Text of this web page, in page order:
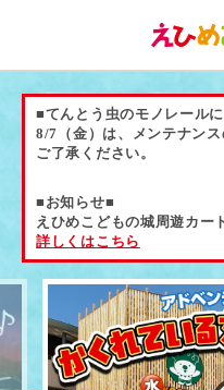
■てんとう虫のモノレール
8/7（金）は、メンテナン
ご了承ください。
■お知らせ■
えひめこどもの城周遊カー
詳しくはこちら